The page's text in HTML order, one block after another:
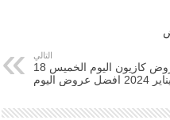
التالي
عروض كازيون اليوم الخميس 18
يناير 2024 افضل عروض اليوم